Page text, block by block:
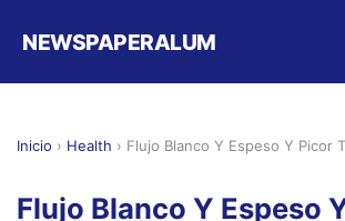
NEWSPAPERALUM
Inicio › Health › Flujo Blanco Y Espeso Y Picor
Flujo Blanco Y Espeso